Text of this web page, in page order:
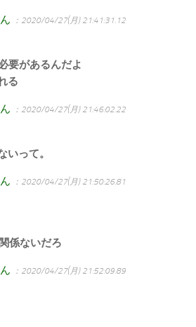
：2020/04/27(月) 21:41:31.12
要があるんだよ
る
：2020/04/27(月) 21:46:02.22
いって。
：2020/04/27(月) 21:50:26.81
係ないだろ
：2020/04/27(月) 21:52:09.89